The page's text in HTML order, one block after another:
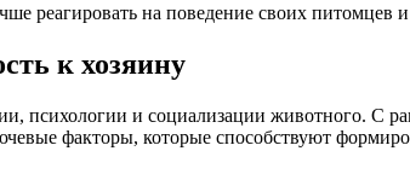
реагировать на поведение своих питомцев
к хозяину
психологии и социализации животного. С
факторы, которые способствуют